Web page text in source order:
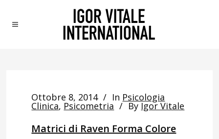
Ottobre 8, 2014 In Psicologia
Clinica, Psicometria By Igor Vitale
Matrici di Raven Forma Colore